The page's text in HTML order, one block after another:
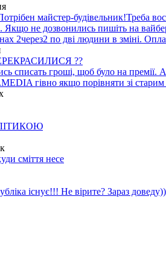
майстер-будівельник!Треба
Якщо не дозвонились пишіть на
2через2 по дві людини в зміні.
??
списать гроші, щоб було на премії.
гiвно якщо порiвняти зi старим
сміття несе
існує!!! Не вірите? Зараз доведу))